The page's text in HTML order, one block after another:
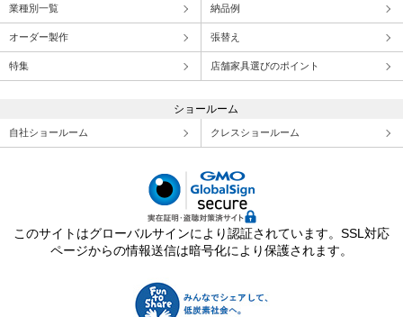
業種別一覧 納品例
オーダー製作 張替え
特集 店舗家具選びのポイント
ショールーム
自社ショールーム クレスショールーム
このサイトはグローバルサインにより認証されています。SSL対応
ページからの情報送信は暗号化により保護されます。